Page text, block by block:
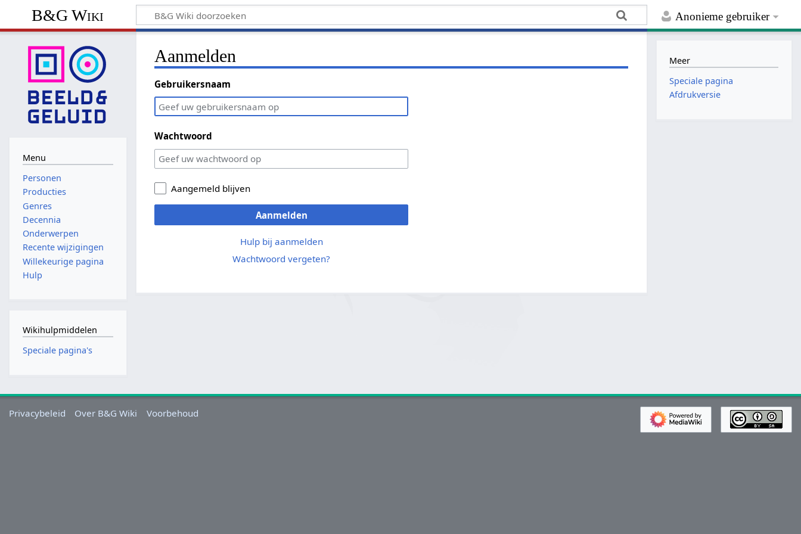
Anonieme gebruiker
B&G Wiki
Aanmelden
Gebruikersnaam
Wachtwoord
Aangemeld blijven
Aanmelden
Hulp bij aanmelden
Wachtwoord vergeten?
Menu
Personen
Producties
Genres
Decennia
Onderwerpen
Recente wijzigingen
Willekeurige pagina
Hulp
Wikihulpmiddelen
Speciale pagina's
Meer
Speciale pagina
Afdrukversie
Privacybeleid Over B&G Wiki Voorbehoud